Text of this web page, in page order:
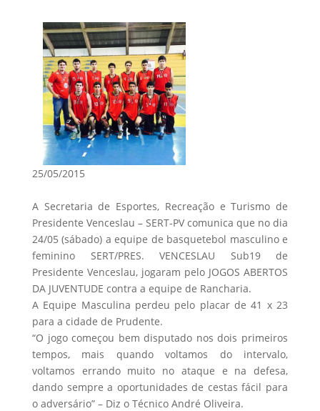
25/05/2015
A Secretaria de Esportes, Recreação e Turismo de
Presidente Venceslau – SERT-PV comunica que no dia
24/05 (sábado) a equipe de basquetebol masculino e
feminino SERT/PRES. VENCESLAU Sub19 de
Presidente Venceslau, jogaram pelo JOGOS ABERTOS
DA JUVENTUDE contra a equipe de Rancharia.
A Equipe Masculina perdeu pelo placar de 41 x 23
para a cidade de Prudente.
“O jogo começou bem disputado nos dois primeiros
tempos, mais quando voltamos do intervalo,
voltamos errando muito no ataque e na defesa,
dando sempre a oportunidades de cestas fácil para
o adversário” – Diz o Técnico André Oliveira.